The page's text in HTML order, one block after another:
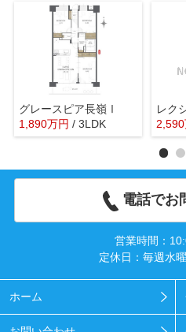
グレースピア長嶺Ⅰ
1,890万円 / 3LDK
2,590
電話でお
営業時間：
定休日：毎週水
ホーム